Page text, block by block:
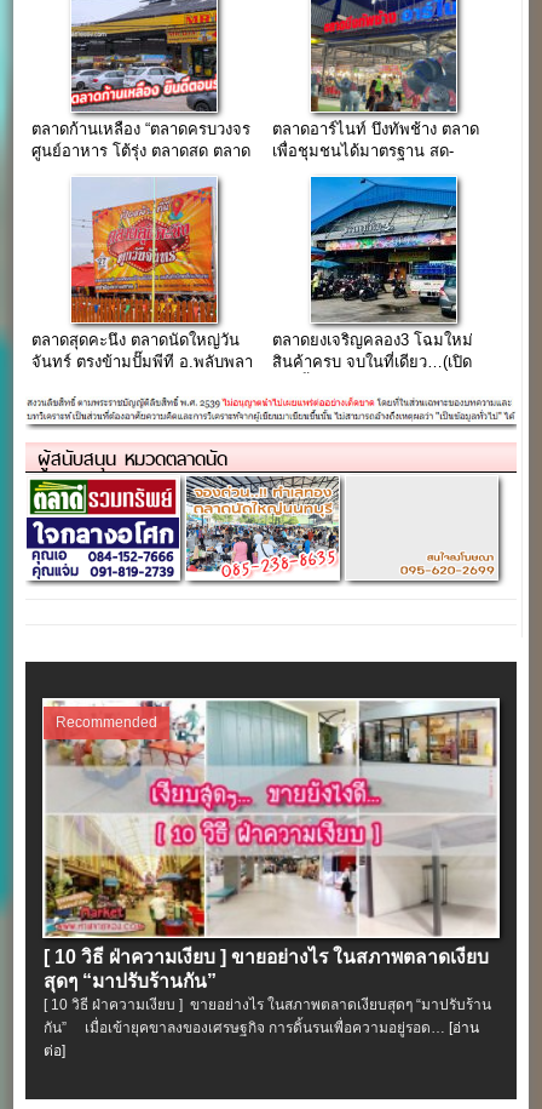
ตลาดก้านเหลือง “ตลาดครบวงจร
ศูนย์อาหาร โต้รุ่ง ตลาดสด ตลาด
ตลาดอาร์ไนท์ บึงทัพช้าง ตลาด
เพื่อชุมชนได้มาตรฐาน สด-
ตลาดสุดคะนึง ตลาดนัดใหญ่วัน
จันทร์ ตรงข้ามปั๊มพีที อ.พลับพลา
ตลาดยงเจริญคลอง3 โฉมใหม่
สินค้าครบ จบในที่เดียว…(เปิด
ผู้สนับสนุน หมวดตลาดนัด
Recommended
[ 10 วิธี ฝ่าความเงียบ ] ขายอย่างไร ในสภาพตลาดเงียบ
สุดๆ “มาปรับร้านกัน”
[ 10 วิธี ฝ่าความเงียบ ] ขายอย่างไร ในสภาพตลาดเงียบสุดๆ “มาปรับร้าน
กัน” เมื่อเข้ายุคขาลงของเศรษฐกิจ การดิ้นรนเพื่อความอยู่รอด…[อ่าน
ต่อ]